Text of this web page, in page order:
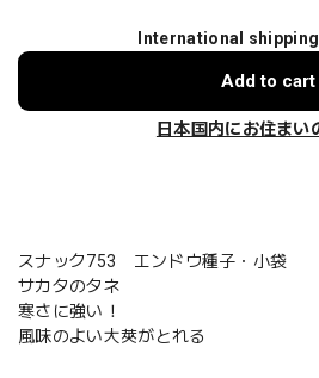
International
Add to cart
日本国内にお住まい
スナック753 エンドウ種子・小袋
サカタのタネ
寒さに強い！
風味のよい大莢がとれる